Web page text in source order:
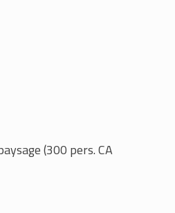
(300 pers. CA